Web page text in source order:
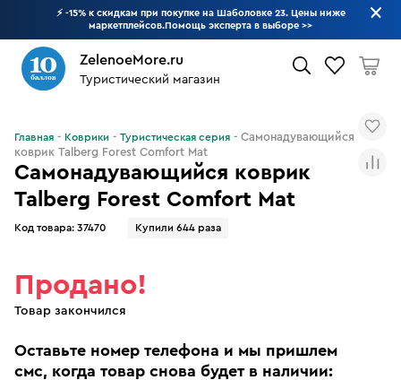
⚡ -15% к скидкам при покупке на Шаболовке 23. Цены ниже
маркетплейсов.Помощь эксперта в выборе >>
ZelenoeMore.ru
Туристический магазин
Самонадувающийся коврик
Talberg Forest Comfort Mat
Код товара: 37470 Купили 644 раза
Главная Коврики Туристическая серия
Самонадувающийся
коврик Talberg Forest Comfort Mat
Продано!
Товар закончился
Оставьте номер телефона и мы пришлем
смс, когда товар снова будет в наличии: